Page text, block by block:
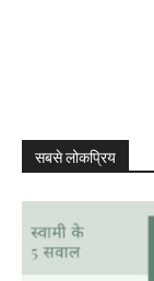
सबसे लोकप्रिय